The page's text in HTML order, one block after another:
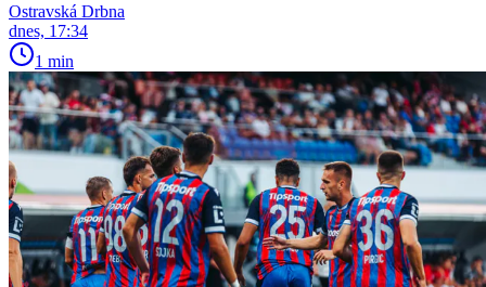
Ostravská Drbna
dnes, 17:34
1 min